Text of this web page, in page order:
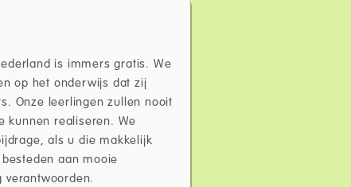
is immers gratis. We
op het onderwijs dat zij
Onze leerlingen zullen nooit
kunnen realiseren. We
als u die makkelijk
aan mooie
verantwoorden.